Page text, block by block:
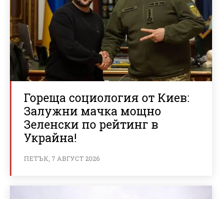
Гореща социология от Киев:
Залужни мачка мощно
Зеленски по рейтинг в
Украйна!
ПЕТЪК, 7 АВГУСТ 2026